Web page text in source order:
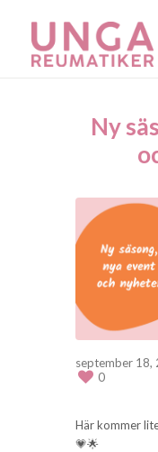
Ny
september 18,
0
Här kommer
💗🌟